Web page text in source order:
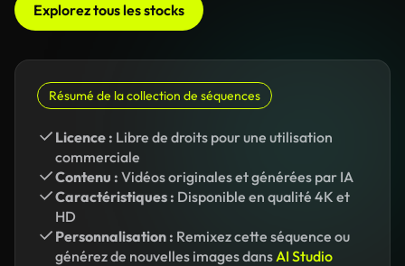
Explorez tous les stocks
Résumé de la collection de séquences
Licence : Libre de droits pour une utilisation
commerciale
Contenu : Vidéos originales et générées par IA
Caractéristiques : Disponible en qualité 4K et
HD
Personnalisation : Remixez cette séquence ou
générez de nouvelles images dansAI Studio